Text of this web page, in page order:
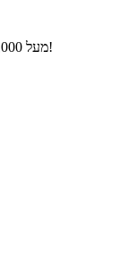
מעל 10,000 מוצרים ומאכלים במאגר עם ערכים תזונתיים!